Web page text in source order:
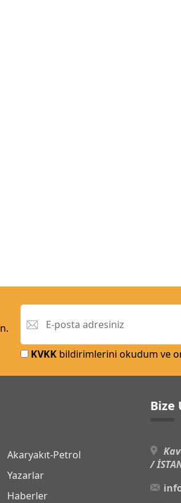
KVKKbildirimlerini okudum ve
Akaryakıt-Petrol
Yazarlar
Haberler
Bize
/